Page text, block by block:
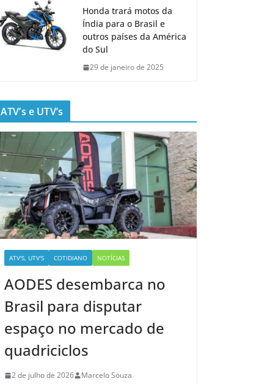
Honda trará motos da
Índia para o Brasil e
outros países da América
do Sul
29 de janeiro de 2025
ATV’s e UTV’s
ATV'S, UTV'S COTIDIANO NOTÍCIAS
AODES desembarca no
Brasil para disputar
espaço no mercado de
quadriciclos
2 de julho de 2026 Marcelo Souza